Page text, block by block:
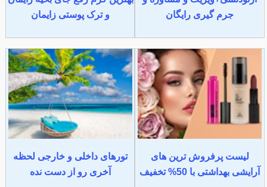
جرم گیری رایگان
و ترک پوستی زایمان
لیست پرفروش ترین های
آرایشی بهداشتی با 50% تخفیف
تورهای داخلی و خارجی لحظه
آخری رو از دست نده